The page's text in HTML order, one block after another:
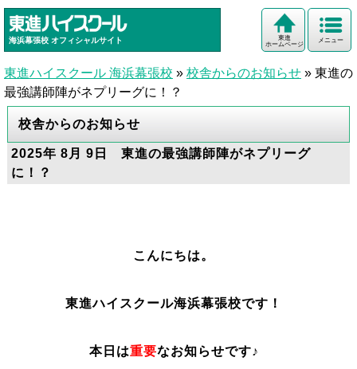
海浜幕張校 オフィシャルサイト メニュー
東進
ホームページ
東進ハイスクール 海浜幕張校 » 校舎からのお知らせ » 東進の
最強講師陣がネプリーグに！？
校舎からのお知らせ
2025年 8月 9日 東進の最強講師陣がネプリーグ
に！？
こんにちは。
東進ハイスクール海浜幕張校です！
本日は重要なお知らせです♪